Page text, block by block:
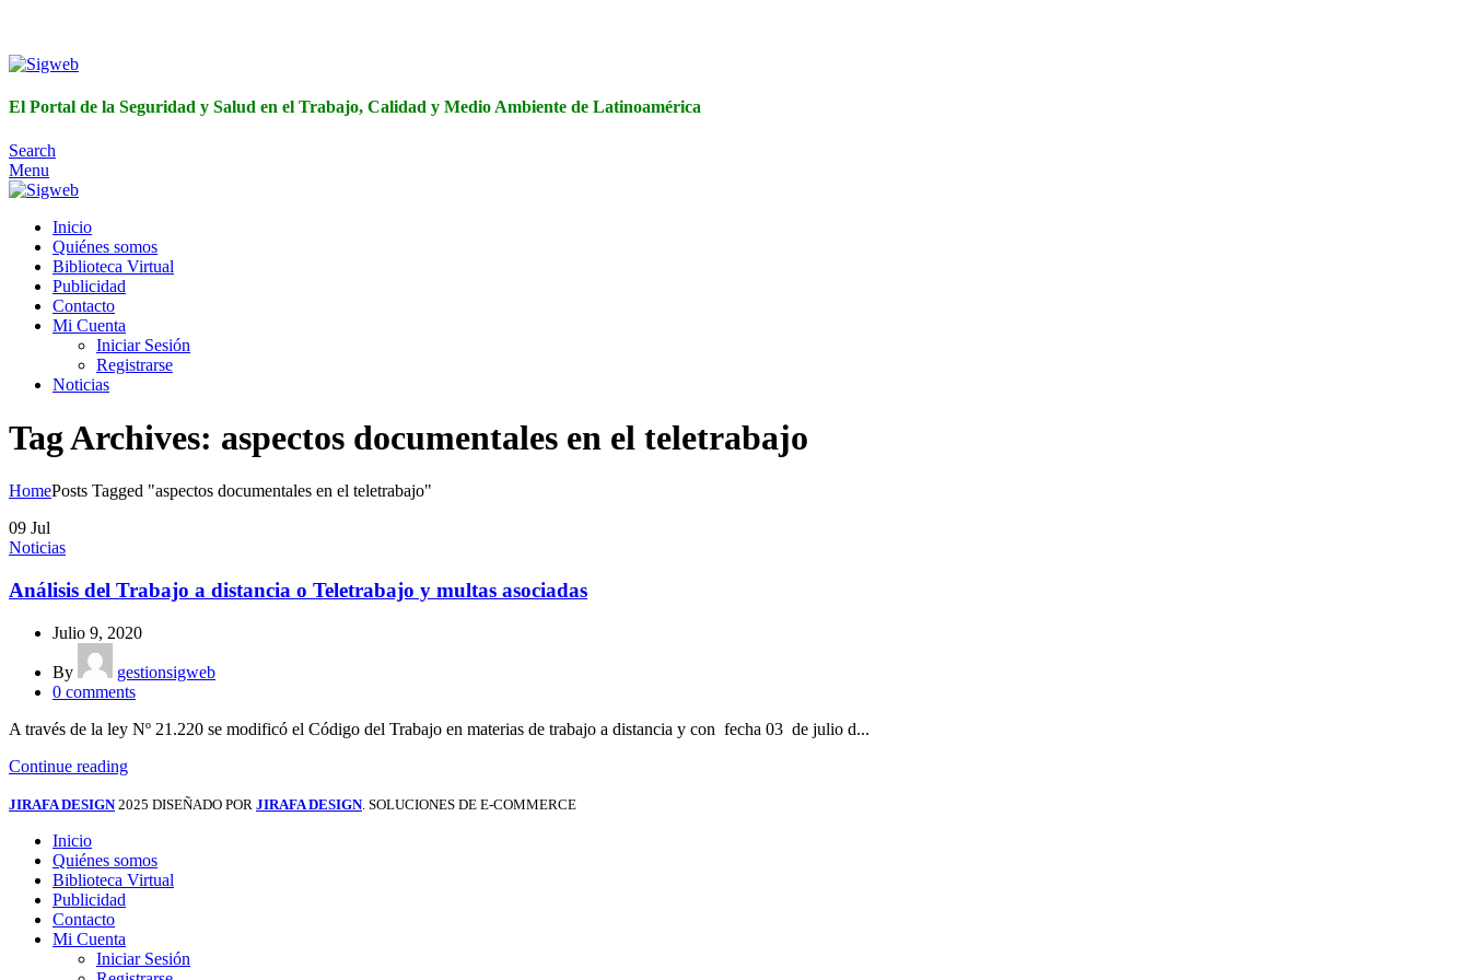
El Portal de la Seguridad y Salud en el Trabajo, Calidad y Medio Ambiente de Latinoamérica
Search
Menu
Inicio
Quiénes somos
Biblioteca Virtual
Publicidad
Contacto
Mi Cuenta
Iniciar Sesión
Registrarse
Noticias
Tag Archives: aspectos documentales en el teletrabajo
HomePosts Tagged "aspectos documentales en el teletrabajo"
09 Jul
Noticias
Análisis del Trabajo a distancia o Teletrabajo y multas asociadas
Julio 9, 2020
By
gestionsigweb
0 comments
A través de la ley Nº 21.220 se modificó el Código del Trabajo en materias de trabajo a distancia y con fecha 03 de julio d...
Continue reading
JIRAFA DESIGN 2025 DISEÑADO POR JIRAFA DESIGN. SOLUCIONES DE E-COMMERCE
Inicio
Quiénes somos
Biblioteca Virtual
Publicidad
Contacto
Mi Cuenta
Iniciar Sesión